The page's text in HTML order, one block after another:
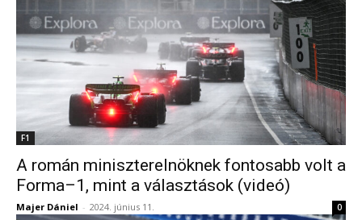
F1
A román miniszterelnöknek fontosabb volt a
Forma–1, mint a választások (videó)
Majer Dániel - 2024. június 11. 0